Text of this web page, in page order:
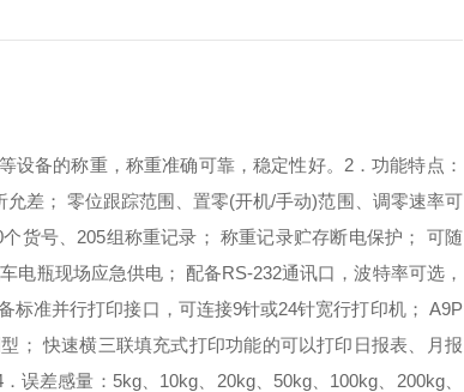
设备的称重，称重准确可靠，稳定性好。 2．功能特点：
差； 零位跟踪范围、置零(开机/手动)范围、调零速率可
货号、205组称重记录； 称重记录贮存断电保护； 可随
电瓶现场应急供电；配备RS-232通讯口，波特率可选，
标准并行打印接口，可连接9针或24针宽行打印机； A9P
型；快速横三联填充式打印功能的可以打印日报表、月报
误差感量： 5kg、10kg、20kg、50kg、100kg、200kg、